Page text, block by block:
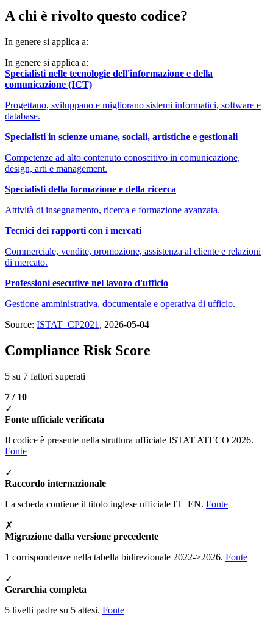
A chi è rivolto questo codice?
In genere si applica a:
In genere si applica a:
Specialisti nelle tecnologie dell'informazione e della
comunicazione (ICT)
Progettano, sviluppano e migliorano sistemi informatici, software e
database.
Specialisti in scienze umane, sociali, artistiche e gestionali
Competenze ad alto contenuto conoscitivo in comunicazione,
design, arti e management.
Specialisti della formazione e della ricerca
Attività di insegnamento, ricerca e formazione avanzata.
Tecnici dei rapporti con i mercati
Commerciale, vendite, promozione, assistenza al cliente e relazioni
di mercato.
Professioni esecutive nel lavoro d'ufficio
Gestione amministrativa, documentale e operativa di ufficio.
Source: ISTAT_CP2021 , 2026-05-04
Compliance Risk Score
5 su 7 fattori superati
7 / 10
✓
Fonte ufficiale verificata
Il codice è presente nella struttura ufficiale ISTAT ATECO 2026.
Fonte
✓
Raccordo internazionale
La scheda contiene il titolo inglese ufficiale IT+EN. Fonte
✗
Migrazione dalla versione precedente
1 corrispondenze nella tabella bidirezionale 2022->2026. Fonte
✓
Gerarchia completa
5 livelli padre su 5 attesi. Fonte